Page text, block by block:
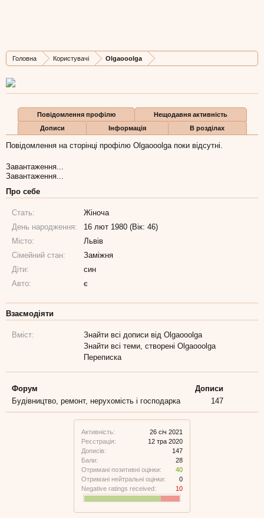
Головна Користувачі Olgaooolga
Активність:
26 січ 2021
Реєстрація:
12 тра 2020
Дописів:
147
Бали:
28
Отримані позитивні оцінки:
40
Отримані нейтральні оцінки:
0
Negative ratings received:
10
Дописів
147
Карма
34
Бали
28
Повідомлення профілю
Нещодавня активність
Дописи
Інформація В розділах
Повідомлення на сторінці профілю Olgaooolga поки відсутні.
Завантаження...
Завантаження...
Про себе
Стать:
Жіноча
День народження:
16 лют 1980 (Вік: 46)
Місто:
Львів
Сімейний стан:
Заміжня
Діти:
син
Авто:
є
Взаємодіяти
Вміст:
Знайти всі дописи від Olgaooolga
Знайти всі теми, створені Olgaooolga
Переписка
Форум
Дописи
Будівництво, ремонт, нерухомість і господарка
147